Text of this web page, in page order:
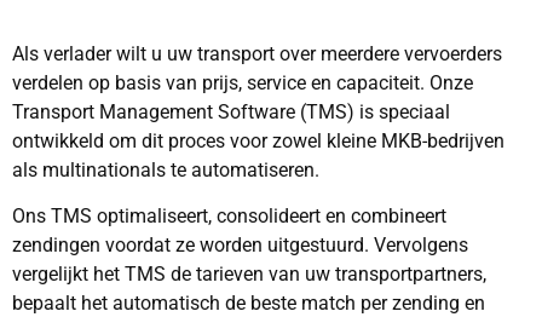
Als verlader wilt u uw transport over meerdere vervoerders
verdelen op basis van prijs, service en capaciteit. Onze
Transport Management Software (TMS) is speciaal
ontwikkeld om dit proces voor zowel kleine MKB-bedrijven
als multinationals te automatiseren.
Ons TMS optimaliseert, consolideert en combineert
zendingen voordat ze worden uitgestuurd. Vervolgens
vergelijkt het TMS de tarieven van uw transportpartners,
bepaalt het automatisch de beste match per zending en